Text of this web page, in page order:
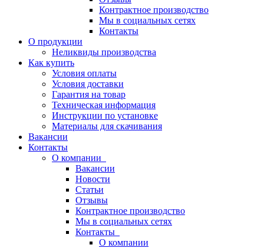
Контрактное производство
Мы в социальных сетях
Контакты
О продукции
Неликвиды производства
Как купить
Условия оплаты
Условия доставки
Гарантия на товар
Техническая информация
Инструкции по установке
Материалы для скачивания
Вакансии
Контакты
О компании
Вакансии
Новости
Статьи
Отзывы
Контрактное производство
Мы в социальных сетях
Контакты
О компании